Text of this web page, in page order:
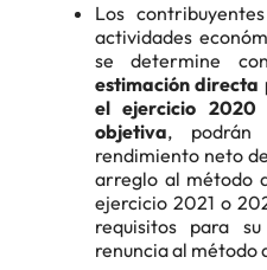
Los
actividades
se determine
estimación
el ejercicio 2020
objetiva, podrán
rendimiento neto
arreglo al método
ejercicio 2021 o
requisitos para
renuncia al método